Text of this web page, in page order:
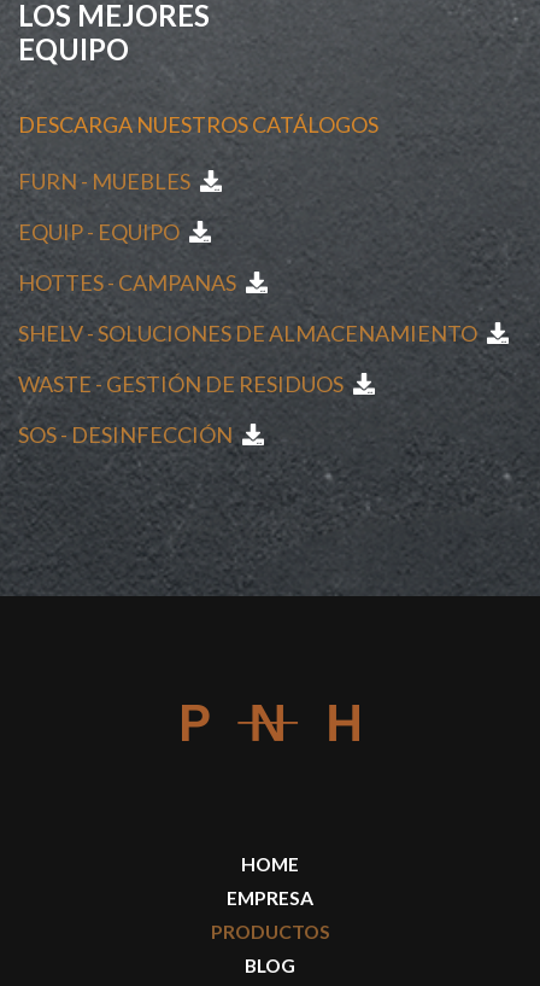
LOS MEJORES
EQUIPO
DESCARGA NUESTROS CATÁLOGOS
FURN - MUEBLES
EQUIP - EQUIPO
HOTTES - CAMPANAS
SHELV - SOLUCIONES DE ALMACENAMIENTO
WASTE - GESTIÓN DE RESIDUOS
SOS - DESINFECCIÓN
HOME
EMPRESA
PRODUCTOS
BLOG